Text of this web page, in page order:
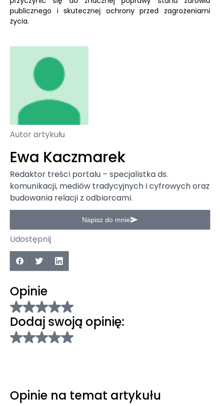
publicznego i skutecznej ochrony przed zagrożeniami
życia.
Autor artykułu
Ewa Kaczmarek
Redaktor treści portalu – specjalistka ds.
komunikacji, mediów tradycyjnych i cyfrowych oraz
budowania relacji z odbiorcami.
Napisz do mnie
Udostępnij
Opinie
Dodaj swoją opinię:
Opinie na temat artykułu